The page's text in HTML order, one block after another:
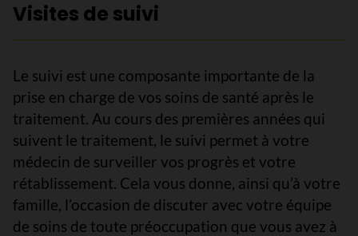
Visites de suivi
Le suivi est une composante importante de la
prise en charge de vos soins de santé après le
traitement. Au cours des premières années qui
suivent le traitement, le suivi permet à votre
médecin de surveiller vos progrès et votre
rétablissement. Cela vous donne, ainsi qu’à votre
famille, l’occasion de discuter avec votre équipe
de soins de toute préoccupation que vous avez à